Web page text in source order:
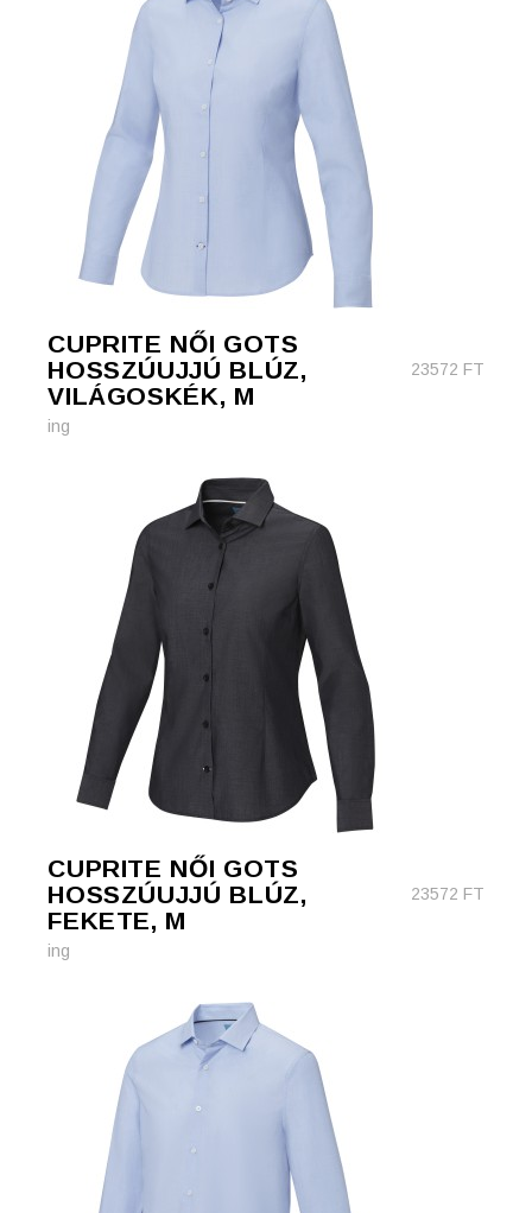
CUPRITE NŐI GOTS
HOSSZÚUJJÚ BLÚZ,
VILÁGOSKÉK, M
23572 FT
ing
CUPRITE NŐI GOTS
HOSSZÚUJJÚ BLÚZ,
FEKETE, M
23572 FT
ing